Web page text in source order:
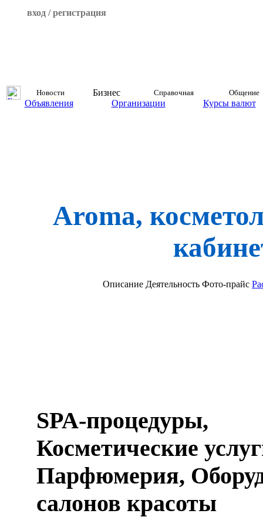
вход / регистрация
Новости Бизнес Справочная Общение
Объявления Организации Курсы валют
Aroma,
Описание Деятельность Фото-прайс
SPA-процедуры,
Косметические
Парфюмерия,
салонов красоты